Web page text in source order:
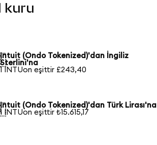
kuru
Intuit (Ondo Tokenized)'dan İngiliz
Sterlini'na
1 INTUon eşittir £243,40
Intuit (Ondo Tokenized)'dan Türk Lirası'na
1 INTUon eşittir ₺15.615,17